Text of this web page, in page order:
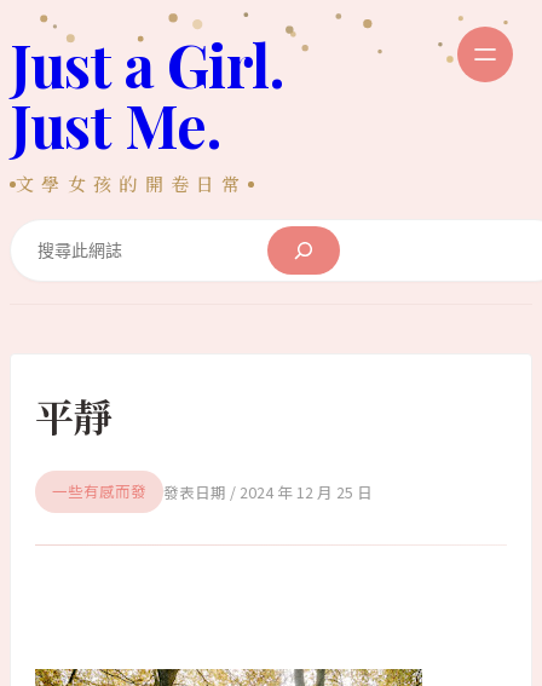
至
主
內
容
Just a Girl.
Just Me.
文學女孩的開卷日常
平靜
一些有感而發 2024 年 12 月 25 日